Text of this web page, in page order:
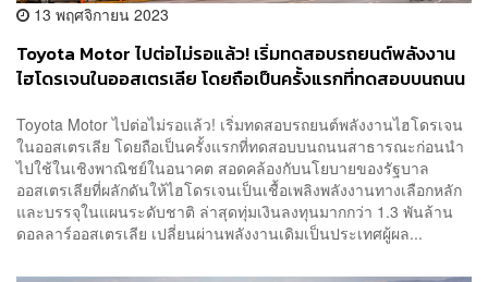
13 พฤศจิกายน 2023
Toyota Motor ไปต่อไม่รอแล้ว! เริ่มทดสอบรถยนต์พลังงาน
ไฮโดรเจนในออสเตรเลีย โดยถือเป็นครั้งแรกที่ทดสอบบนถนน
Toyota Motor ไปต่อไม่รอแล้ว! เริ่มทดสอบรถยนต์พลังงานไฮโดรเจน
ในออสเตรเลีย โดยถือเป็นครั้งแรกที่ทดสอบบนถนนสาธารณะก่อนนำ
ไปใช้ในเชิงพาณิชย์ในอนาคต สอดคล้องกับนโยบายของรัฐบาล
ออสเตรเลียที่ผลักดันให้ไฮโดรเจนเป็นเชื้อเพลิงพลังงานทางเลือกหลัก
และบรรจุในแผนระดับชาติ ล่าสุดทุ่มเงินลงทุนมากกว่า 1.3 พันล้าน
ดอลลาร์ออสเตรเลีย เปลี่ยนผ่านพลังงานเดิมเป็นประเทศผู้ผล...